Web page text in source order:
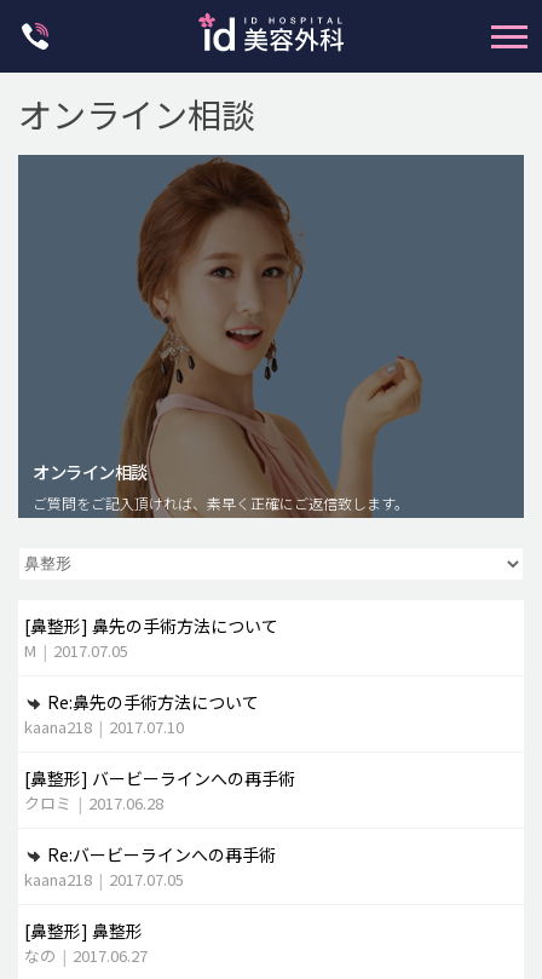
脂肪注入(アンチエイジング)
豊胸手術・バストアップ
メンズ整形
idリアルストーリー
idニュース
安全整形
ご相談のお問い合わせ
オンライン相談
オンライン相談
ご質問をご記入頂ければ、素早く正確にご返信致します。
[鼻整形] 鼻先の手術方法について
M | 2017.07.05
Re:鼻先の手術方法について
kaana218 | 2017.07.10
[鼻整形] バービーラインへの再手術
クロミ | 2017.06.28
Re:バービーラインへの再手術
kaana218 | 2017.07.05
[鼻整形] 鼻整形
なの | 2017.06.27